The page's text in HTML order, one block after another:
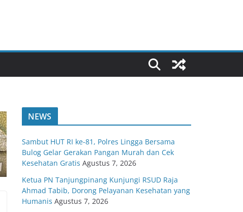
NEWS
Sambut HUT RI ke-81, Polres Lingga Bersama
Bulog Gelar Gerakan Pangan Murah dan Cek
Kesehatan Gratis Agustus 7, 2026
Ketua PN Tanjungpinang Kunjungi RSUD Raja
Ahmad Tabib, Dorong Pelayanan Kesehatan yang
Humanis Agustus 7, 2026